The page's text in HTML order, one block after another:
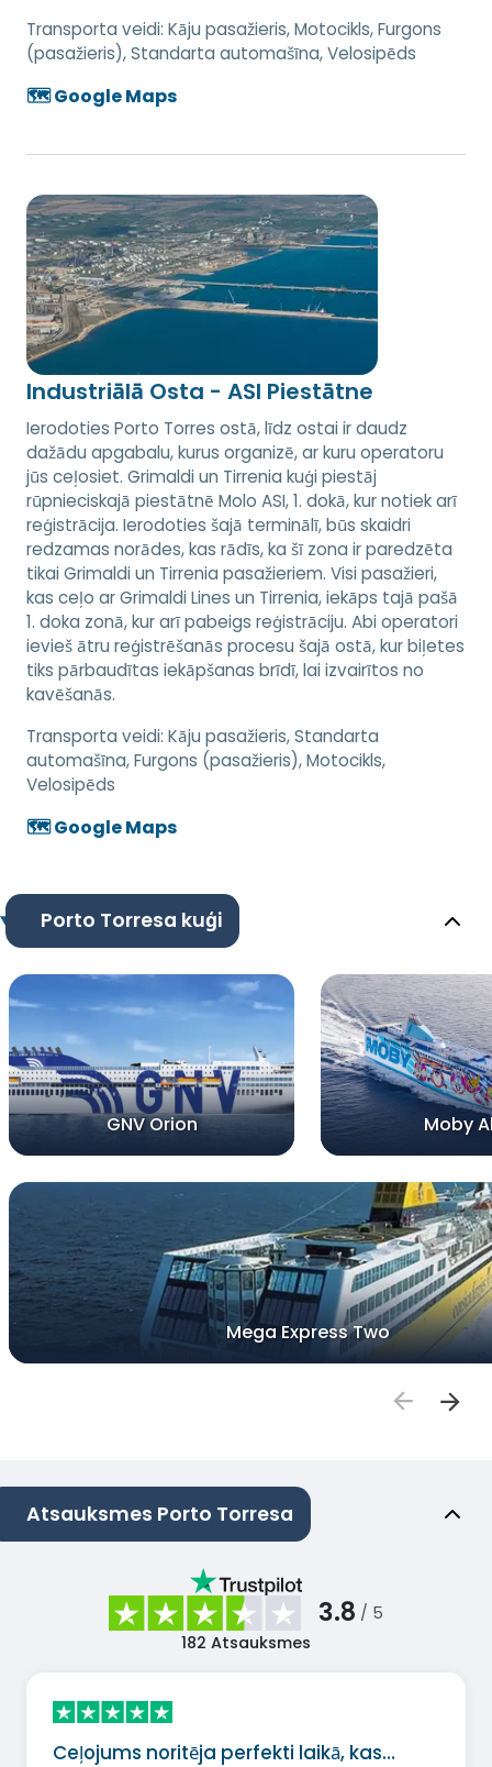
Transporta veidi: Kāju pasažieris, Motocikls, Furgons
(pasažieris), Standarta automašīna, Velosipēds
🗺️ Google Maps
Industriālā Osta - ASI Piestātne
Ierodoties Porto Torres ostā, līdz ostai ir daudz
dažādu apgabalu, kurus organizē, ar kuru operatoru
jūs ceļosiet. Grimaldi un Tirrenia kuģi piestāj
rūpnieciskajā piestātnē Molo ASI, 1. dokā, kur notiek arī
reģistrācija. Ierodoties šajā terminālī, būs skaidri
redzamas norādes, kas rādīs, ka šī zona ir paredzēta
tikai Grimaldi un Tirrenia pasažieriem. Visi pasažieri,
kas ceļo ar Grimaldi Lines un Tirrenia, iekāps tajā pašā
1. doka zonā, kur arī pabeigs reģistrāciju. Abi operatori
ievieš ātru reģistrēšanās procesu šajā ostā, kur biļetes
tiks pārbaudītas iekāpšanas brīdī, lai izvairītos no
kavēšanās.
Transporta veidi: Kāju pasažieris, Standarta
automašīna, Furgons (pasažieris), Motocikls,
Velosipēds
🗺️ Google Maps
Porto Torresa kuģi
GNV Orion Moby
Mega Express Two
Atsauksmes Porto Torresa
3.8 / 5
182 Atsauksmes
Ceļojums noritēja perfekti laikā, kas…